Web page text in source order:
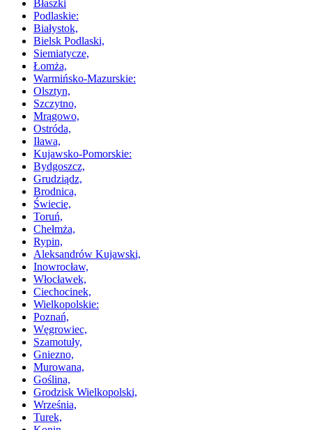
Błaszki
Podlaskie:
Białystok,
Bielsk Podlaski,
Siemiatycze,
Łomża,
Warmińsko-Mazurskie:
Olsztyn,
Szczytno,
Mrągowo,
Ostróda,
Iława,
Kujawsko-Pomorskie:
Bydgoszcz,
Grudziądz,
Brodnica,
Świecie,
Toruń,
Chełmża,
Rypin,
Aleksandrów Kujawski,
Inowrocław,
Włocławek,
Ciechocinek,
Wielkopolskie:
Poznań,
Węgrowiec,
Szamotuły,
Gniezno,
Murowana,
Goślina,
Grodzisk Wielkopolski,
Września,
Turek,